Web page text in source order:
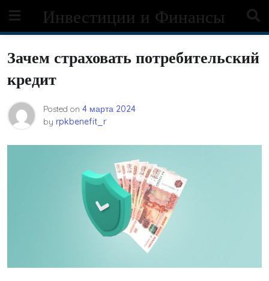
content
Инвестиции и Финансы
Зачем страховать потребительский
кредит
Posted on 4 марта 2024
by rpkbenefit_r